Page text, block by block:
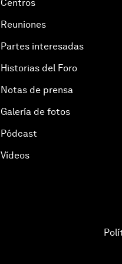
Centros
Reuniones
Partes interesadas
Historias del Foro
Notas de prensa
Galería de fotos
Pódcast
Vídeos